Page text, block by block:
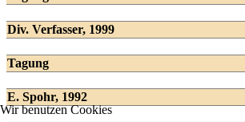
Div. Verfasser, 1999
Tagung
E. Spohr, 1992
Wir benutzen Cookies